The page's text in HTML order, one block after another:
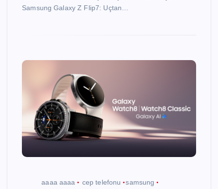
Samsung Galaxy Z Flip7: Uçtan…
aaaa aaaa cep telefonu
samsung